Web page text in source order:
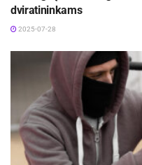
dviratininkams
2025-07-28